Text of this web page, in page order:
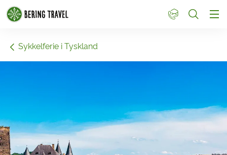
1
Sykkelferie i Tyskland